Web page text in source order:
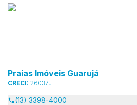
Praias Imóveis Guarujá
CRECI: 26037J
(13) 3398-4000